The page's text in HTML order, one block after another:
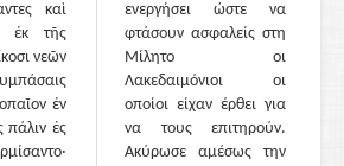
καὶ
ἐκ τῆς
νεῶν
ἐν
πάλιν ἐς
ενεργήσει ώστε να
φτάσουν ασφαλείς στη
Μίλητο οι
Λακεδαιμόνιοι οι
οποίοι είχαν έρθει για
να τους επιτηρούν.
Ακύρωσε αμέσως την